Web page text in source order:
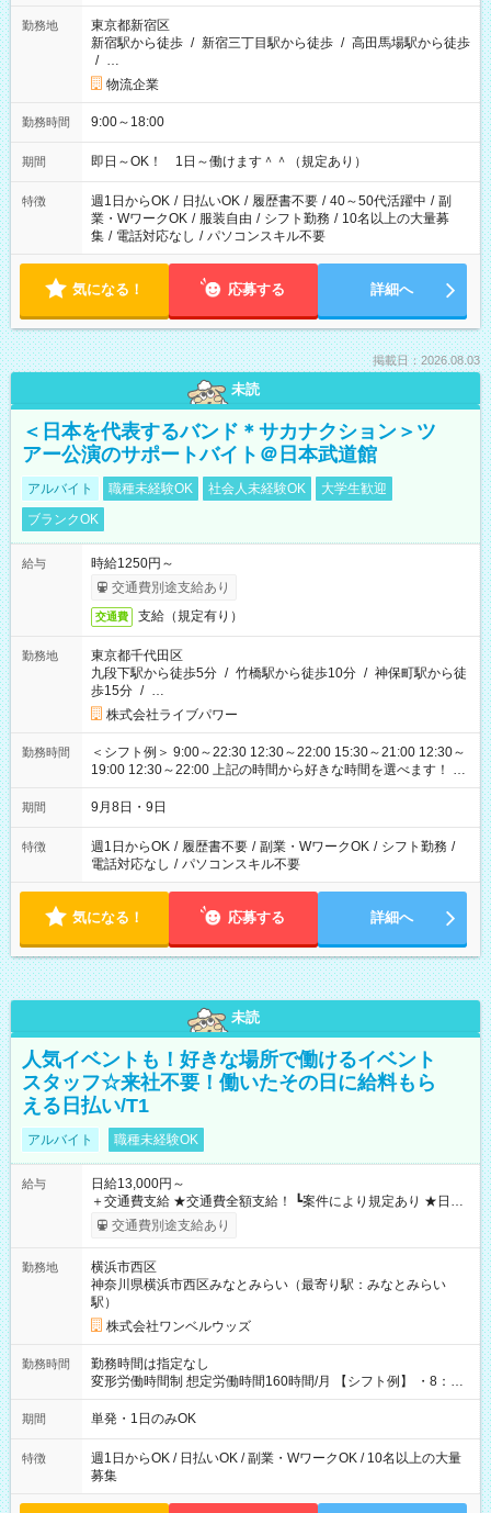
勤務地
東京都新宿区
新宿駅から徒歩 / 新宿三丁目駅から徒歩 / 高田馬場駅から徒歩
/ …
物流企業
勤務時間 9:00～18:00
期間 即日～OK！ 1日～働けます＾＾（規定あり）
特徴 週1日からOK / 日払いOK / 履歴書不要 / 40～50代活躍中 / 副
業・WワークOK / 服装自由 / シフト勤務 / 10名以上の大量募
集 / 電話対応なし / パソコンスキル不要
気になる！ 応募する 詳細へ
掲載日：2026.08.03
未読
＜日本を代表するバンド＊サカナクション＞ツ
アー公演のサポートバイト＠日本武道館
アルバイト 職種未経験OK 社会人未経験OK
大学生歓迎
ブランクOK
給与
時給1250円～
交通費別途支給あり
交通費 支給（規定有り）
勤務地
東京都千代田区
九段下駅から徒歩5分 / 竹橋駅から徒歩10分 / 神保町駅から徒
歩15分 / …
株式会社ライブパワー
勤務時間
＜シフト例＞ 9:00～22:30 12:30～22:00 15:30～21:00 12:30～
19:00 12:30～22:00 上記の時間から好きな時間を選べます！ ※
時間は変更となる可能性があります
期間 9月8日・9日
特徴 週1日からOK / 履歴書不要 / 副業・WワークOK / シフト勤務 /
電話対応なし / パソコンスキル不要
気になる！ 応募する 詳細へ
未読
人気イベントも！好きな場所で働けるイベント
スタッフ☆来社不要！働いたその日に給料もら
える日払い/T1
アルバイト 職種未経験OK
給与
日給13,000円～
＋交通費支給 ★交通費全額支給！ ┗案件により規定あり ★日払
いOK！（規定あり） ┗働いたその日に現金GET♪ お仕事後はコ
ンビニATMから 日払い分を引き落とせます！ 【試用期間】試
交通費別途支給あり
勤務地
横浜市西区
神奈川県横浜市西区みなとみらい（最寄り駅：みなとみらい
駅）
株式会社ワンベルウッズ
勤務時間
勤務時間は指定なし
変形労働時間制 想定労働時間160時間/月 【シフト例】 ・8：00
～21：00
期間 単発・1日のみOK
特徴
週1日からOK / 日払いOK / 副業・WワークOK / 10名以上の大量
募集